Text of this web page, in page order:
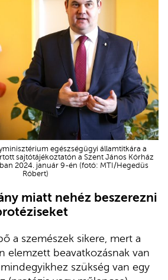
egészségügyi államtitkára a
sajtótájékoztatón a Szent János Kórház
2024. január 9-én (fotó: MTI/Hegedüs
Róbert)
miatt nehéz beszerezni
a szemészek sikere, mert a
elemzett beavatkozásnak van
szükség van egy